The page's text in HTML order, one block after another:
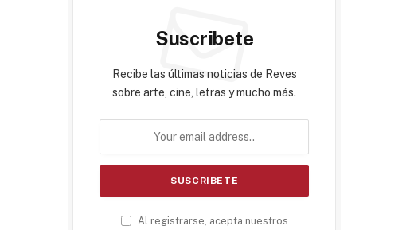
Suscribete
Recibe las últimas noticias de Reves
sobre arte, cine, letras y mucho más.
Al registrarse, acepta nuestros